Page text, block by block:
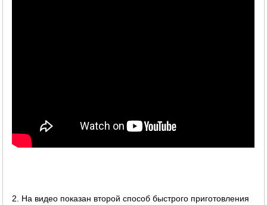
2. На видео показан второй способ быстрого приготовления